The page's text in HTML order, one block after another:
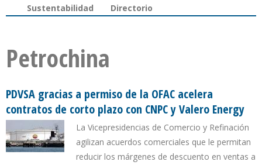
Sustentabilidad
Directorio
Petrochina
PDVSA gracias a permiso de la OFAC acelera
contratos de corto plazo con CNPC y Valero Energy
La Vicepresidencias de Comercio y Refinación
agilizan acuerdos comerciales que le permitan
reducir los márgenes de descuento en ventas a